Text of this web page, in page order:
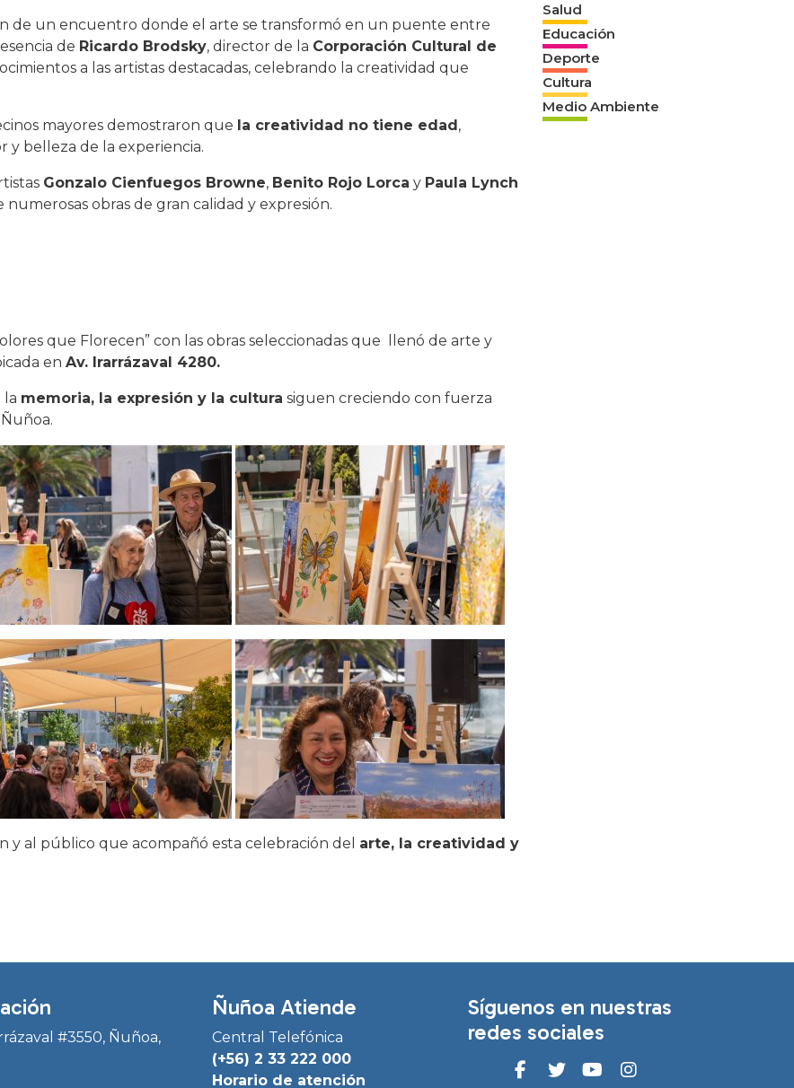
de un encuentro donde el arte se transformó en un puente entre
de Ricardo Brodsky, director de la Corporación Cultural de
a las artistas destacadas, celebrando la creatividad que
mayores demostraron que la creatividad no tiene edad,
y belleza de la experiencia.
Gonzalo Cienfuegos Browne, Benito Rojo Lorca y Paula Lynch
obras de gran calidad y expresión.
que Florecen” con las obras seleccionadas que llenó de arte y
en Av. Irarrázaval 4280.
la memoria, la expresión y la cultura siguen creciendo con fuerza
y al público que acompañó esta celebración del arte, la creatividad y
Salud
Educación
Deporte
Cultura
Medio Ambiente
#3550, Ñuñoa,
Ñuñoa Atiende
Central Telefónica
(+56) 2 33 222 000
Horario de atención
Síguenos en nuestras
redes sociales